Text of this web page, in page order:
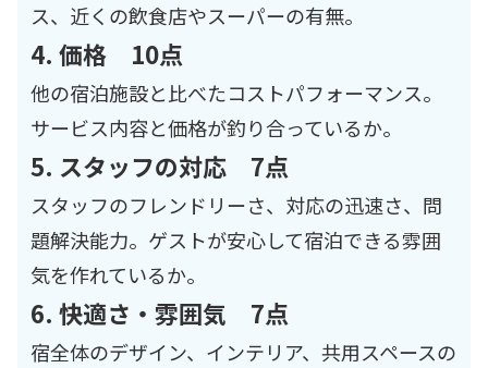
ス、近くの飲食店やスーパーの有無。
4. 価格 10点
他の宿泊施設と比べたコストパフォーマンス。
サービス内容と価格が釣り合っているか。
5. スタッフの対応 7点
スタッフのフレンドリーさ、対応の迅速さ、問
題解決能力。ゲストが安心して宿泊できる雰囲
気を作れているか。
6. 快適さ・雰囲気 7点
宿全体のデザイン、インテリア、共用スペースの